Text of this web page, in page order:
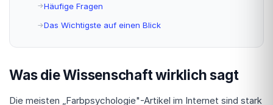
Häufige Fragen
Das Wichtigste auf einen Blick
Was die Wissenschaft wirklich sagt
Die meisten „Farbpsychologie"-Artikel im Internet sind stark